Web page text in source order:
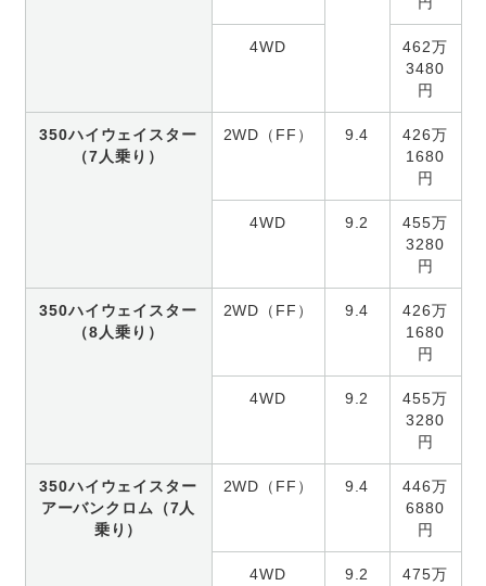
4WD
462万
3480
円
350ハイウェイスター
（7人乗り）
2WD（FF） 9.4
426万
1680
円
4WD 9.2
455万
3280
円
350ハイウェイスター
（8人乗り）
2WD（FF） 9.4
426万
1680
円
4WD 9.2
455万
3280
円
350ハイウェイスター
アーバンクロム（7人
乗り）
2WD（FF） 9.4
446万
6880
円
4WD 9.2
475万